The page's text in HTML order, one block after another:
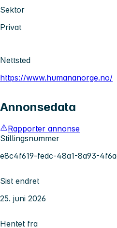
Sektor
Privat
Nettsted
https://www.humananorge.no/
Annonsedata
Rapporter annonse
Stillingsnummer
e8c4f619-fedc-48a1-8a93-
Sist endret
25. juni 2026
Hentet fra